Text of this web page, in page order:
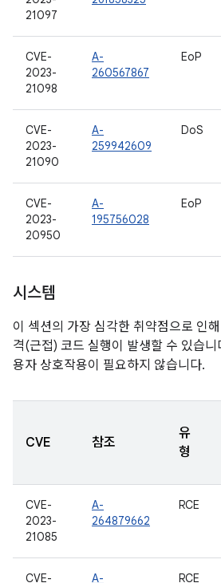
21097
CVE-
2023-
21098
A-
260567867
EoP
CVE-
2023-
21090
A-
259942609
DoS
CVE-
2023-
20950
A-
195756028
EoP
시스템
이 섹션의 가장 심각한 취약점으로 인
격(근접) 코드 실행이 발생할 수 있습
용자 상호작용이 필요하지 않습니다.
CVE 참조
유
형
CVE-
2023-
21085
A-
264879662
RCE
CVE-
A-
RCE